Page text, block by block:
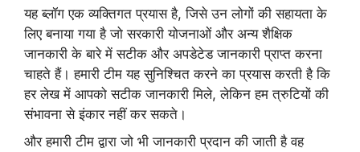
यह ब्लॉग एक व्यक्तिगत प्रयास है, जिसे उन लोगों की सहायता के
लिए बनाया गया है जो सरकारी योजनाओं और अन्य शैक्षिक
जानकारी के बारे में सटीक और अपडेटेड जानकारी प्राप्त करना
चाहते हैं। हमारी टीम यह सुनिश्चित करने का प्रयास करती है कि
हर लेख में आपको सटीक जानकारी मिले, लेकिन हम त्रुटियों की
संभावना से इंकार नहीं कर सकते।
और हमारी टीम द्वारा जो भी जानकारी प्रदान की जाती है वह